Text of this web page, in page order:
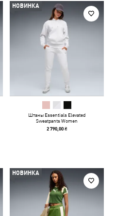
НОВИНКА
Штаны Essentials Elevated
Sweatpants Women
2 790,00 ₴
НОВИНКА